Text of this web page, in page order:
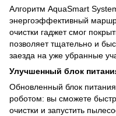
Алгоритм AquaSmart
энергоэффективный
очистки гаджет смог
позволяет тщательно и
заезда на уже убранные
Улучшенный блок
Обновленный блок
роботом: вы сможете
очистки и запустить